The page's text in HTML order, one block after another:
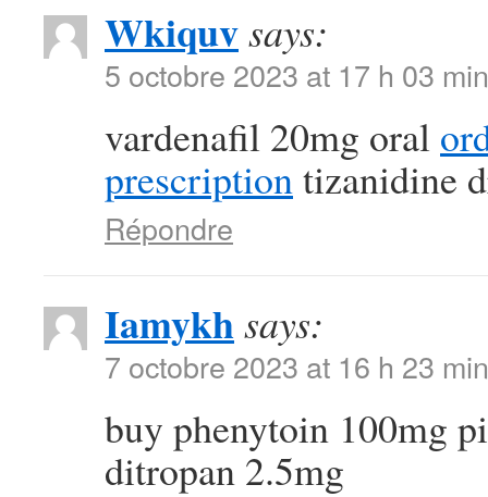
Wkiquvsays:
5 octobre 2023 at 17 h 03 min
vardenafil 20mg oral
prescriptiontizanidine
Répondre
Iamykhsays:
7 octobre 2023 at 16 h 23 min
buy phenytoin 100mg
ditropan 2.5mg